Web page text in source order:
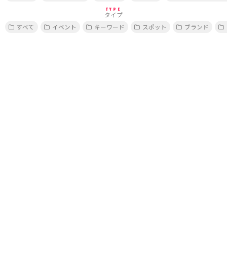
TYPE
タイプ
すべて
イベント キーワード スポット ブランド